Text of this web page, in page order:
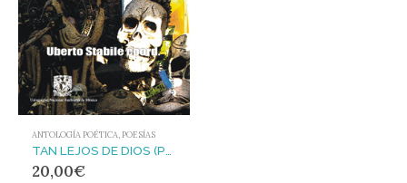
ANTOLOGÍA POÉTICA,POESÍAS
20,00€